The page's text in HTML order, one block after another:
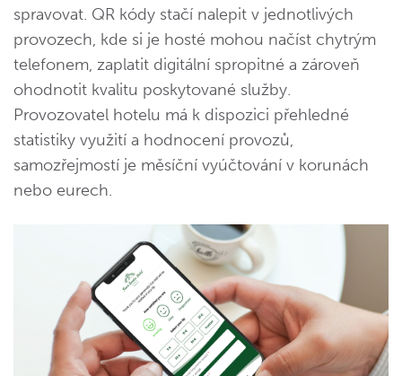
spravovat. QR kódy stačí nalepit v jednotlivých
provozech, kde si je hosté mohou načíst chytrým
telefonem, zaplatit digitální spropitné a zároveň
ohodnotit kvalitu poskytované služby.
Provozovatel hotelu má k dispozici přehledné
statistiky využití a hodnocení provozů,
samozřejmostí je měsíční vyúčtování v korunách
nebo eurech.